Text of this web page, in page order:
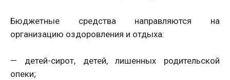
Бюджетные средства направляются на
организацию оздоровления и отдыха:
— детей-сирот, детей, лишенных родительской
опеки;